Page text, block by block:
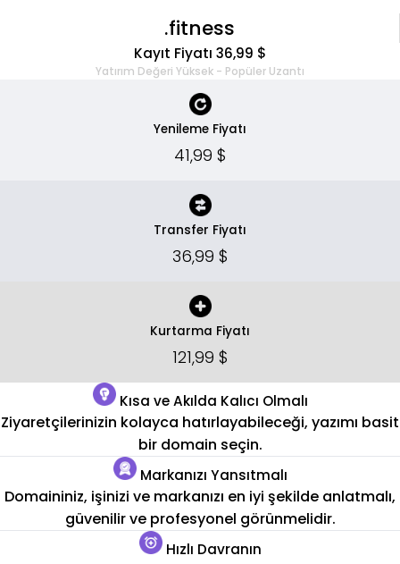
.fitness
Kayıt Fiyatı 36,99 $
Yatırım Değeri Yüksek - Popüler Uzantı
Yenileme Fiyatı
41,99 $
Transfer Fiyatı
36,99 $
Kurtarma Fiyatı
121,99 $
Kısa ve Akılda Kalıcı Olmalı
Ziyaretçilerinizin kolayca hatırlayabileceği, yazımı basit
bir domain seçin.
Markanızı Yansıtmalı
Domaininiz, işinizi ve markanızı en iyi şekilde anlatmalı,
güvenilir ve profesyonel görünmelidir.
Hızlı Davranın